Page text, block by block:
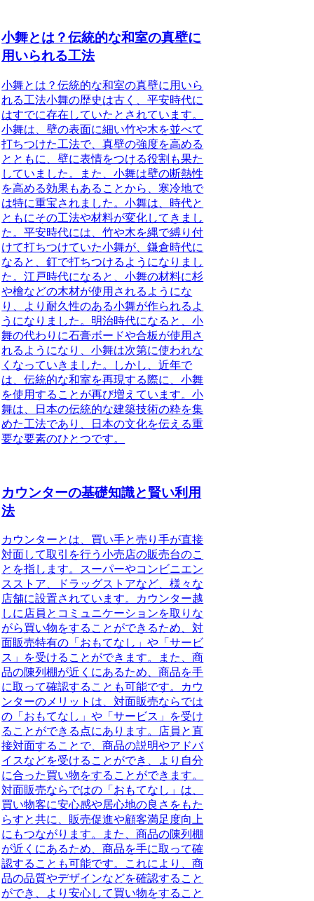
小舞とは？伝統的な和室の真壁に
用いられる工法
小舞とは？伝統的な和室の真壁に用いら
れる工法小舞の歴史は古く、平安時代に
はすでに存在していたとされています。
小舞は、壁の表面に細い竹や木を並べて
打ちつけた工法で、真壁の強度を高める
とともに、壁に表情をつける役割も果た
していました。また、小舞は壁の断熱性
を高める効果もあることから、寒冷地で
は特に重宝されました。小舞は、時代と
ともにその工法や材料が変化してきまし
た。平安時代には、竹や木を縄で縛り付
けて打ちつけていた小舞が、鎌倉時代に
なると、釘で打ちつけるようになりまし
た。江戸時代になると、小舞の材料に杉
や檜などの木材が使用されるようにな
り、より耐久性のある小舞が作られるよ
うになりました。明治時代になると、小
舞の代わりに石膏ボードや合板が使用さ
れるようになり、小舞は次第に使われな
くなっていきました。しかし、近年で
は、伝統的な和室を再現する際に、小舞
を使用することが再び増えています。小
舞は、日本の伝統的な建築技術の粋を集
めた工法であり、日本の文化を伝える重
要な要素のひとつです。
カウンターの基礎知識と賢い利用
法
カウンターとは、買い手と売り手が直接
対面して取引を行う小売店の販売台のこ
とを指します。スーパーやコンビニエン
スストア、ドラッグストアなど、様々な
店舗に設置されています。カウンター越
しに店員とコミュニケーションを取りな
がら買い物をすることができるため、対
面販売特有の「おもてなし」や「サービ
ス」を受けることができます。また、商
品の陳列棚が近くにあるため、商品を手
に取って確認することも可能です。カウ
ンターのメリットは、対面販売ならでは
の「おもてなし」や「サービス」を受け
ることができる点にあります。店員と直
接対面することで、商品の説明やアドバ
イスなどを受けることができ、より自分
に合った買い物をすることができます。
対面販売ならではの「おもてなし」は、
買い物客に安心感や居心地の良さをもた
らすと共に、販売促進や顧客満足度向上
にもつながります。また、商品の陳列棚
が近くにあるため、商品を手に取って確
認することも可能です。これにより、商
品の品質やデザインなどを確認すること
ができ、より安心して買い物をすること